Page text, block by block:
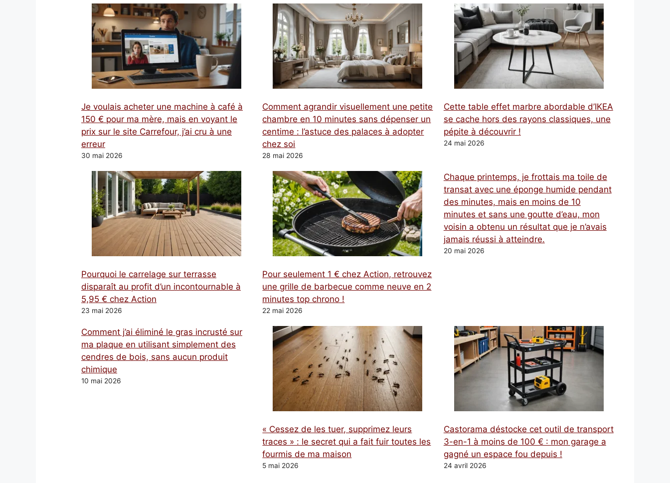
Je voulais acheter une machine à café à
150 € pour ma mère, mais en voyant le
prix sur le site Carrefour, j’ai cru à une
erreur
30 mai 2026
Comment agrandir visuellement une petite
chambre en 10 minutes sans dépenser un
centime : l’astuce des palaces à adopter
chez soi
28 mai 2026
Cette table effet marbre abordable d’IKEA
se cache hors des rayons classiques, une
pépite à découvrir !
24 mai 2026
Pourquoi le carrelage sur terrasse
disparaît au profit d’un incontournable à
5,95 € chez Action
23 mai 2026
Pour seulement 1 € chez Action, retrouvez
une grille de barbecue comme neuve en 2
minutes top chrono !
22 mai 2026
Chaque printemps, je frottais ma toile de
transat avec une éponge humide pendant
des minutes, mais en moins de 10
minutes et sans une goutte d’eau, mon
voisin a obtenu un résultat que je n’avais
jamais réussi à atteindre.
20 mai 2026
Comment j’ai éliminé le gras incrusté sur
ma plaque en utilisant simplement des
cendres de bois, sans aucun produit
chimique
10 mai 2026
« Cessez de les tuer, supprimez leurs
traces » : le secret qui a fait fuir toutes les
fourmis de ma maison
5 mai 2026
Castorama déstocke cet outil de transport
3-en-1 à moins de 100 € : mon garage a
gagné un espace fou depuis !
24 avril 2026